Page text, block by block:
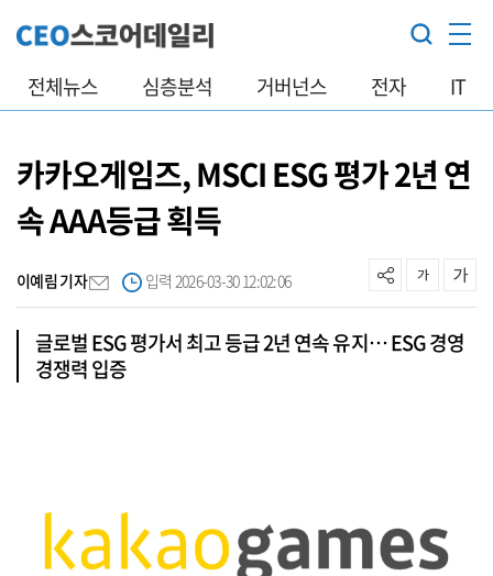
전체뉴스 심층분석 거버넌스 전자 IT
카카오게임즈, MSCI ESG 평가 2년 연
속 AAA등급 획득
이예림 기자 입력 2026-03-30 12:02:06
글로벌 ESG 평가서 최고 등급 2년 연속 유지… ESG 경영
경쟁력 입증